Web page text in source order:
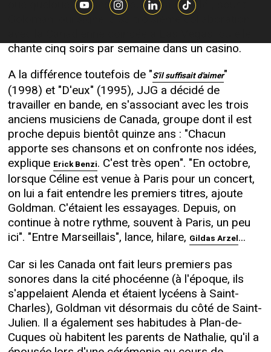
que quelques prises et tout sera bouclé", sourit
Goldman, qui signe là sa troisième collaboration
chante cinq soirs par semaine dans un casino.
A la différence toutefois de "S'il suffisait d'aimer"
(1998) et "D'eux" (1995), JJG a décidé de
travailler en bande, en s'associant avec les trois
anciens musiciens de Canada, groupe dont il est
proche depuis bientôt quinze ans : "Chacun
apporte ses chansons et on confronte nos idées,
explique Erick Benzi. C'est très open". "En octobre,
lorsque Céline est venue à Paris pour un concert,
on lui a fait entendre les premiers titres, ajoute
Goldman. C'étaient les essayages. Depuis, on
continue à notre rythme, souvent à Paris, un peu
ici". "Entre Marseillais", lance, hilare, Gildas Arzel...
Car si les Canada ont fait leurs premiers pas
sonores dans la cité phocéenne (à l'époque, ils
s'appelaient Alenda et étaient lycéens à Saint-
Charles), Goldman vit désormais du côté de Saint-
Julien. Il a également ses habitudes à Plan-de-
Cuques où habitent les parents de Nathalie, qu'il a